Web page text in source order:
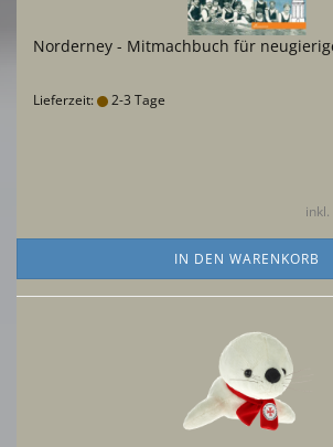
Norderney - Mitmachbuch für
Lieferzeit: 2-3 Tage
inkl.
IN DEN WARENKORB